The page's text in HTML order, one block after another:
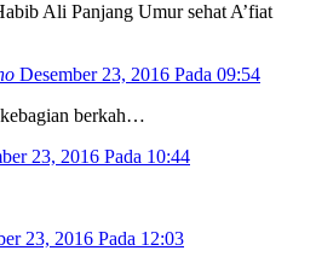
Ali Panjang Umur sehat A’fiat
Desember 23, 2016 Pada 09:54
berkah…
23, 2016 Pada 10:44
23, 2016 Pada 12:03